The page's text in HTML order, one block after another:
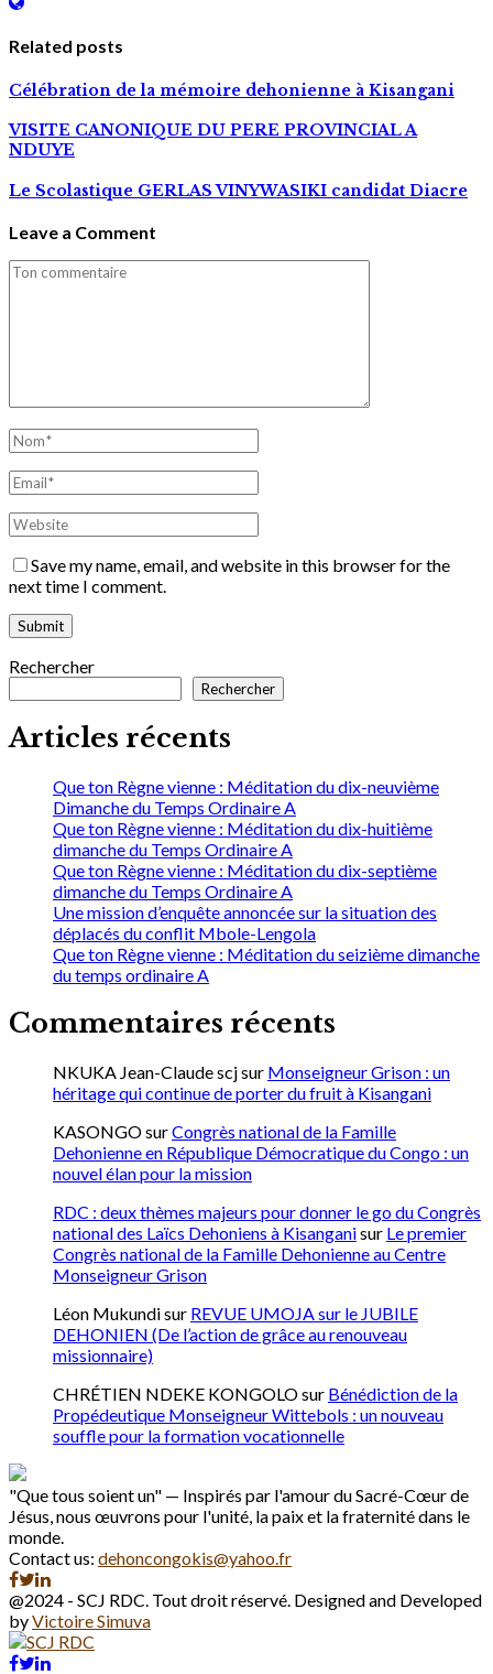
Related posts
Célébration de la mémoire dehonienne à Kisangani
VISITE CANONIQUE DU PERE PROVINCIAL A
NDUYE
Le Scolastique GERLAS VINYWASIKI candidat Diacre
Leave a Comment
Save my name, email, and website in this browser for the
next time I comment.
Rechercher
Rechercher
Articles récents
Que ton Règne vienne : Méditation du dix-neuvième
Dimanche du Temps Ordinaire A
Que ton Règne vienne : Méditation du dix-huitième
dimanche du Temps Ordinaire A
Que ton Règne vienne : Méditation du dix-septième
dimanche du Temps Ordinaire A
Une mission d’enquête annoncée sur la situation des
déplacés du conflit Mbole-Lengola
Que ton Règne vienne : Méditation du seizième dimanche
du temps ordinaire A
Commentaires récents
NKUKA Jean-Claude scjsur Monseigneur Grison : un
héritage qui continue de porter du fruit à Kisangani
KASONGOsurCongrès national de la Famille
Dehonienne en République Démocratique du Congo : un
nouvel élan pour la mission
RDC : deux thèmes majeurs pour donner le go du Congrès
national des Laïcs Dehoniens à Kisanganisur Le premier
Congrès national de la Famille Dehonienne au Centre
Monseigneur Grison
Léon Mukundisur REVUE UMOJA sur le JUBILE
DEHONIEN (De l’action de grâce au renouveau
missionnaire)
CHRÉTIEN NDEKE KONGOLOsur Bénédiction de la
Propédeutique Monseigneur Wittebols : un nouveau
souffle pour la formation vocationnelle
"Que tous soient un" — Inspirés par l'amour du Sacré-Cœur de
Jésus, nous œuvrons pour l'unité, la paix et la fraternité dans le
monde.
Contact us: dehoncongokis@yahoo.fr
Facebook
Twitter
Linkedin
@2024 - SCJ RDC. Tout droit réservé. Designed and Developed
byVictoire Simuva
Facebook
Twitter
Linkedin